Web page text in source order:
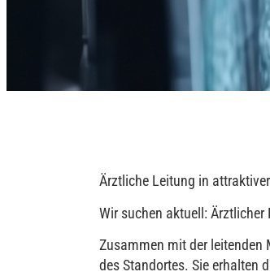
Ärztliche Leitung in
Wir suchen aktuell:
Zusammen mit der leitenden
des Standortes. Sie erhalten